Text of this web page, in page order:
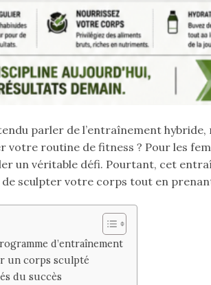
parler de l’entraînement
routine de fitness ? Pour les
un véritable défi. Pourtant, cet
sculpter votre corps tout en
d’entraînement
un corps sculpté
du succès